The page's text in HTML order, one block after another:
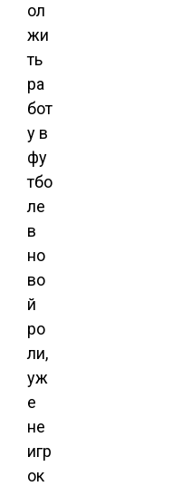
ол
жи
ть
ра
бот
у в
фу
тбо
ле
в
но
во
й
ро
ли,
уж
е
не
игр
ок